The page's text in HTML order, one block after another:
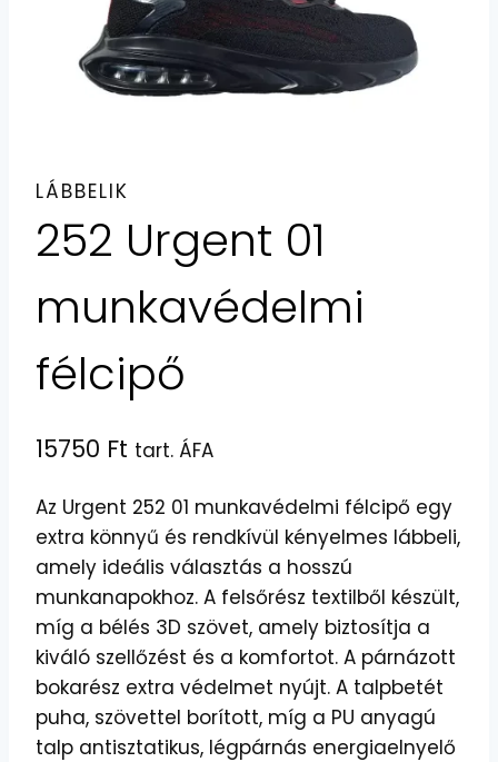
LÁBBELIK
252 Urgent 01
munkavédelmi
félcipő
15750 Ft tart. ÁFA
Az Urgent 252 01 munkavédelmi félcipő egy
extra könnyű és rendkívül kényelmes lábbeli,
amely ideális választás a hosszú
munkanapokhoz. A felsőrész textilből készült,
míg a bélés 3D szövet, amely biztosítja a
kiváló szellőzést és a komfortot. A párnázott
bokarész extra védelmet nyújt. A talpbetét
puha, szövettel borított, míg a PU anyagú
talp antisztatikus, légpárnás energiaelnyelő